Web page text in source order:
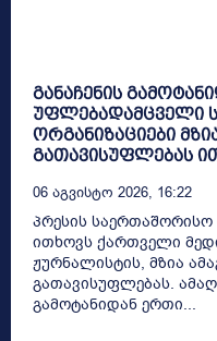
განაჩენის
უფლებადამცველი
ორგანიზაციები
გათავისუფლებას
06 Აგვისტო 2026, 16:22
პრესის
ითხოვს ქართველი
ჟურნალისტის, მზია
გათავისუფლებას.
გამოტანიდან ერთი...